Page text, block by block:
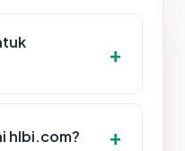
hlbi.com?